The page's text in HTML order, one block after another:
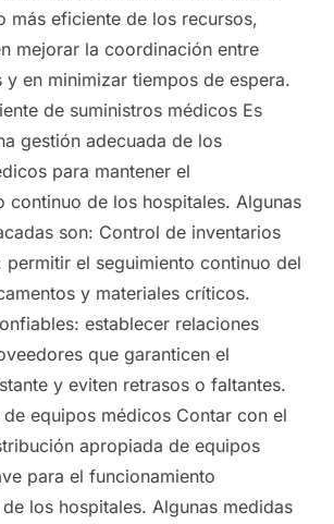
más eficiente de los recursos,
mejorar la coordinación entre
y en minimizar tiempos de espera.
de suministros médicos Es
gestión adecuada de los
para mantener el
continuo de los hospitales. Algunas
son: Control de inventarios
permitir el seguimiento continuo del
y materiales críticos.
establecer relaciones
que garanticen el
y eviten retrasos o faltantes.
equipos médicos Contar con el
apropiada de equipos
para el funcionamiento
los hospitales. Algunas medidas